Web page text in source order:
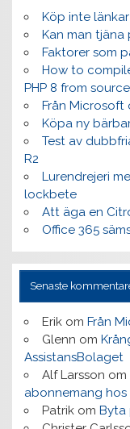
Köp inte
Kan man
Faktorer som
How to
PHP 8 from
Från
Köpa ny
Test av
R2
Lurendrejeri
lockbete
Att äga en
Office 365
Senaste
Erikom Från
Glenn om
AssistansBolaget
Alf Larsson om
abonnemang
Patrikom Byta